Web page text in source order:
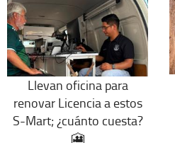
Llevan oficina para
renovar Licencia a estos
S-Mart; ¿cuánto cuesta?
🎦